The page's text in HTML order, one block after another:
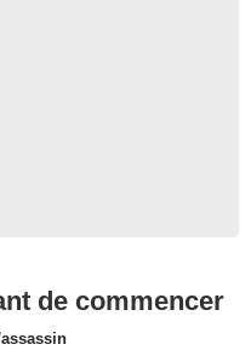
de commencer